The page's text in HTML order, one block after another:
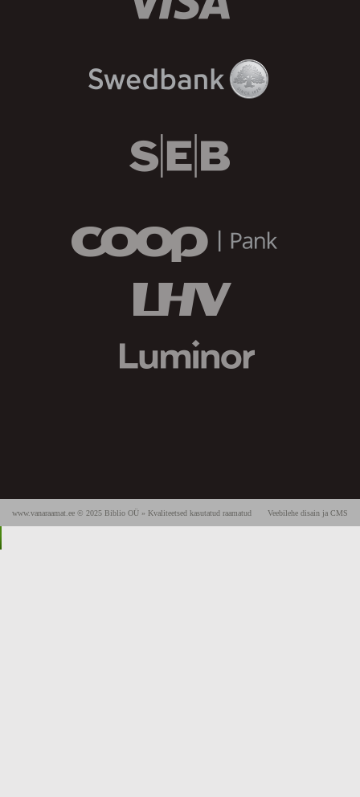
Veebilehe disain ja CMS
www.vanaraamat.ee © 2025 Biblio OÜ » Kvaliteetsed kasutatud raamatud